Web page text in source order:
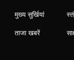
मुख्य सुर्खियां
ताजा खबरें